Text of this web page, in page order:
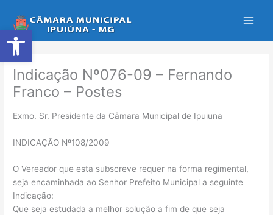
Abrir a barra de ferramentas
para
o
conteúdo
Indicação Nº076-09 – Fernando
Franco – Postes
Exmo. Sr. Presidente da Câmara Municipal de Ipuiuna
INDICAÇÃO Nº108/2009
O Vereador que esta subscreve requer na forma regimental,
seja encaminhada ao Senhor Prefeito Municipal a seguinte
Indicação:
Que seja estudada a melhor solução a fim de que seja